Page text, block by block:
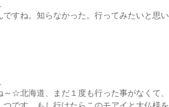
すね。知らなかった。行ってみたいと思い
～☆北海道、まだ１度も行った事がなくて、